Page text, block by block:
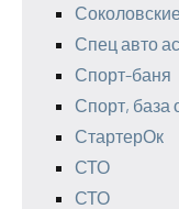
Спец авто
Спорт-баня
Спорт, база
СтартерОк
СТО
СТО